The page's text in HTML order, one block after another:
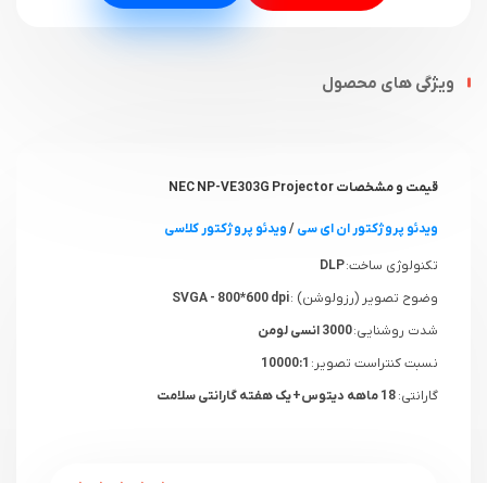
ویژگی های محصول
قیمت و مشخصات NEC NP-VE303G Projector
ویدئو پروژکتور ان ای سی/ویدئو پروژکتور کلاسی
تکنولوژی ساخت:DLP
وضوح تصویر (رزولوشن) :SVGA - 800*600 dpi
شدت روشنایی:3000 انسی لومن
نسبت کنتراست تصویر:
گارانتی: